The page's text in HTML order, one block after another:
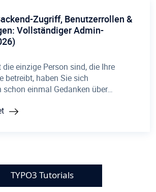
Zugriff, Benutzerrollen &
Vollständiger Admin-
einzige Person sind, die Ihre
betreibt, haben Sie sich
einmal Gedanken über…
TYPO3 Tutorials